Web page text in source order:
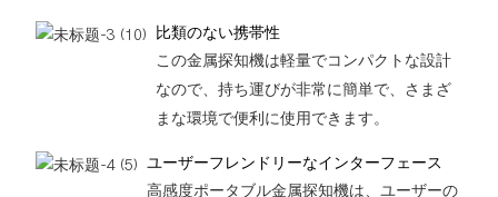
比類のない携帯性
この金属探知機は軽量でコンパクトな設計
なので、持ち運びが非常に簡単で、さまざ
まな環境で便利に使用できます。
ユーザーフレンドリーなインターフェース
高感度ポータブル金属探知機は、ユーザーの